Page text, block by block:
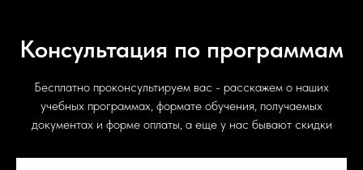
Консультация по программам
Бесплатно проконсультируем вас - расскажем о наших
учебных программах, формате обучения, получаемых
документах и форме оплаты, а еще у нас бывают скидки